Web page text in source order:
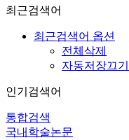
최근검색어
최근검색어 옵션
전체삭제
자동저장끄기
인기검색어
통합검색
국내학술논문